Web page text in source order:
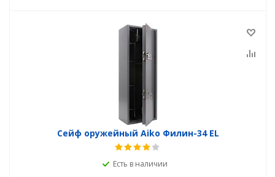
Сейф оружейный Aiko Филин-34 EL
Есть в наличии